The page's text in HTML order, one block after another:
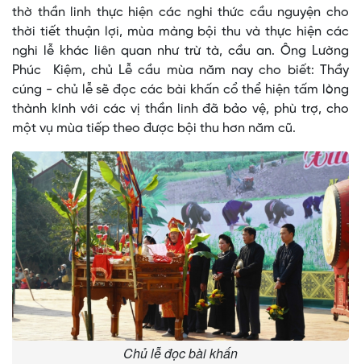
thờ thần linh thực hiện các nghi thức cầu nguyện cho
thời tiết thuận lợi, mùa màng bội thu và thực hiện các
nghi lễ khác liên quan như trừ tà, cầu an. Ông Lường
Phúc Kiệm, chủ Lễ cầu mùa năm nay cho biết: Thầy
cúng - chủ lễ sẽ đọc các bài khấn cổ thể hiện tấm lòng
thành kính với các vị thần linh đã bảo vệ, phù trợ, cho
một vụ mùa tiếp theo được bội thu hơn năm cũ.
Chủ lễ đọc bài khấn